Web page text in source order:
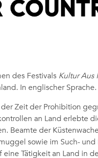
des Festivals Kultur Aus
In englischer Sprache.
Zeit der Prohibition
an Land erlebte
Beamte der
sowie im Such-
Tätigkeit an Land in